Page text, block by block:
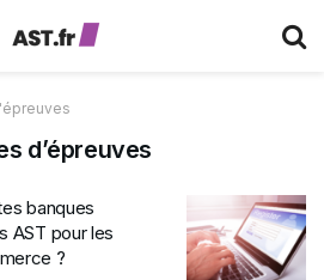
d’épreuves
banques
AST pour les
?